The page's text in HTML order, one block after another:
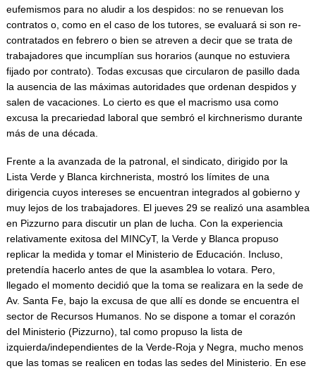
eufemismos para no aludir a los despidos: no se renuevan los
contratos o, como en el caso de los tutores, se evaluará si son re-
contratados en febrero o bien se atreven a decir que se trata de
trabajadores que incumplían sus horarios (aunque no estuviera
fijado por contrato). Todas excusas que circularon de pasillo dada
la ausencia de las máximas autoridades que ordenan despidos y
salen de vacaciones. Lo cierto es que el macrismo usa como
excusa la precariedad laboral que sembró el kirchnerismo durante
más de una década.
Frente a la avanzada de la patronal, el sindicato, dirigido por la
Lista Verde y Blanca kirchnerista, mostró los límites de una
dirigencia cuyos intereses se encuentran integrados al gobierno y
muy lejos de los trabajadores. El jueves 29 se realizó una asamblea
en Pizzurno para discutir un plan de lucha. Con la experiencia
relativamente exitosa del MINCyT, la Verde y Blanca propuso
replicar la medida y tomar el Ministerio de Educación. Incluso,
pretendía hacerlo antes de que la asamblea lo votara. Pero,
llegado el momento decidió que la toma se realizara en la sede de
Av. Santa Fe, bajo la excusa de que allí es donde se encuentra el
sector de Recursos Humanos. No se dispone a tomar el corazón
del Ministerio (Pizzurno), tal como propuso la lista de
izquierda/independientes de la Verde-Roja y Negra, mucho menos
que las tomas se realicen en todas las sedes del Ministerio. En ese